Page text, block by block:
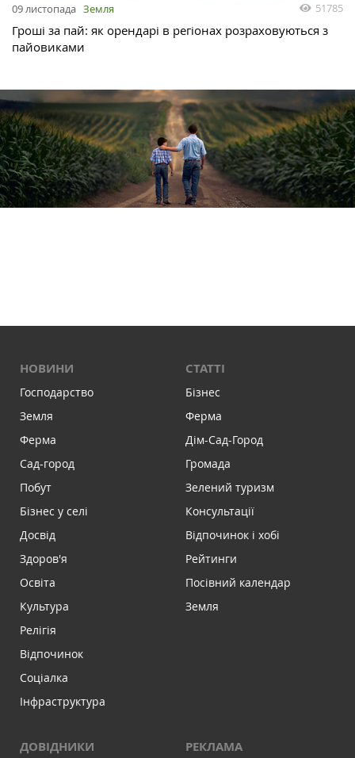
09 листопада Земля 51785
Гроші за пай: як орендарі в регіонах розраховуються з
пайовиками
НОВИНИ
Господарство
Земля
Ферма
Сад-город
Побут
Бізнес у селі
Досвід
Здоров'я
Освіта
Культура
Релігія
Відпочинок
Соціалка
Інфраструктура
СТАТТІ
Бізнес
Ферма
Дім-Сад-Город
Громада
Зелений туризм
Консультації
Відпочинок і хобі
Рейтинги
Посівний календар
Земля
ДОВІДНИКИ РЕКЛАМА